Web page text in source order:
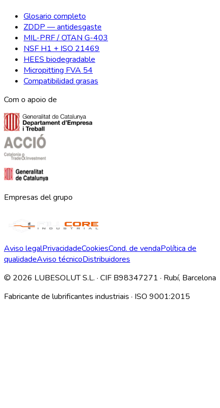
Glosario completo
ZDDP — antidesgaste
MIL-PRF / OTAN G-403
NSF H1 + ISO 21469
HEES biodegradable
Micropitting FVA 54
Compatibilidad grasas
Com o apoio de
Empresas del grupo
Aviso legalPrivacidadeCookiesCond. de vendaPolítica de
qualidadeAviso técnicoDistribuidores
© 2026 LUBESOLUT S.L. · CIF B98347271 · Rubí, Barcelona
Fabricante de lubrificantes industriais · ISO 9001:2015